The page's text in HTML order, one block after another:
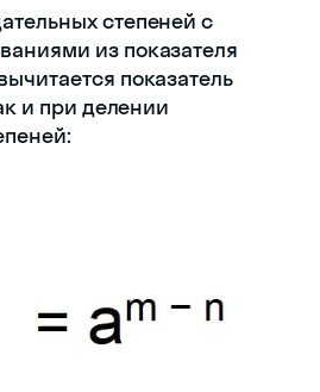
степеней с
из показателя
показатель
и при делении